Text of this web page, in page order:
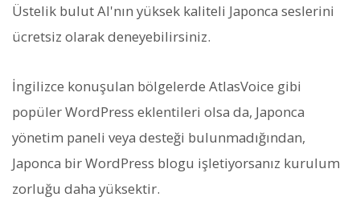
Üstelik bulut AI'nın yüksek kaliteli Japonca seslerini
ücretsiz olarak deneyebilirsiniz.
İngilizce konuşulan bölgelerde AtlasVoice gibi
popüler WordPress eklentileri olsa da, Japonca
yönetim paneli veya desteği bulunmadığından,
Japonca bir WordPress blogu işletiyorsanız kurulum
zorluğu daha yüksektir.